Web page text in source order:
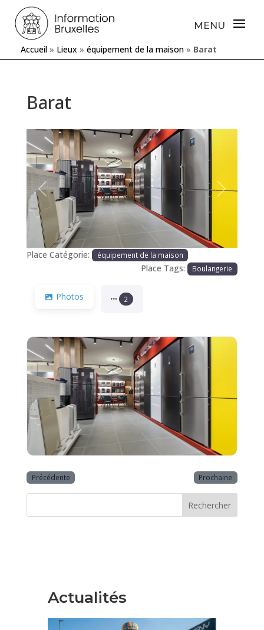
Accueil » Lieux » équipement de la maison » Barat
Barat
Précédente Prochaine
Place Catégorie: équipement de la maison
Place Tags: Boulangerie
Photos 2
Précédente Prochaine
Rechercher
Actualités